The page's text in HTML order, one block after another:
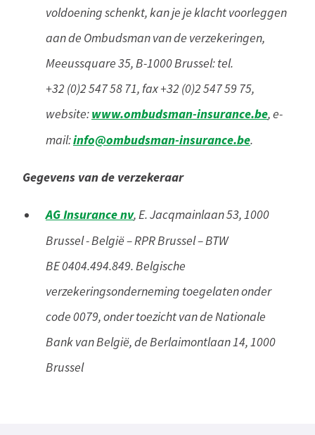
voldoening schenkt, kan je je klacht voorleggen
aan de Ombudsman van de verzekeringen,
Meeussquare 35, B-1000 Brussel: tel.
+32 (0)2 547 58 71, fax +32 (0)2 547 59 75,
website:www.ombudsman-insurance.be, e-
mail:info@ombudsman-insurance.be.
Gegevens van de verzekeraar
AG Insurance nv, E. Jacqmainlaan 53, 1000
Brussel - België – RPR Brussel – BTW
BE 0404.494.849. Belgische
verzekeringsonderneming toegelaten onder
code 0079, onder toezicht van de Nationale
Bank van België, de Berlaimontlaan 14, 1000
Brussel